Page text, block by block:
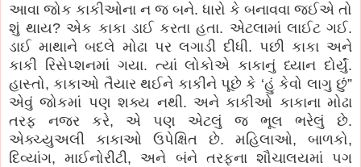
આવા જોક કાકીઓના ન જ બને. ધારો કે બનાવવા જઈએ તો
શું થાય? એક કાકા ડાઈ કરતા હતા. એટલામાં લાઈટ ગઈ.
ડાઈ માથાને બદલે મોઢા પર લગાડી દીધી. પછી કાકા અને
કાકી રિસેપ્શનમાં ગયા. ત્યાં લોકોએ કાકાનું ધ્યાન દોર્યું.
હાસ્તો, કાકાઓ તૈયાર થઈને કાકીને પૂછે કે ‘હું કેવો લાગુ છું”
એવું જોકમાં પણ શક્ય નથી. અને કાકીઓ કાકાના મોઢા
તરફ નજર કરે, એ પણ એટલું જ ભૂલ ભરેલું છે.
એક્ચ્યુઅલી કાકાઓ ઉપેક્ષિત છે. મહિલાઓ, બાળકો,
દિવ્યાંગ, માઈનોરીટી, અને બંને તરફના શૌચાલયમાં પગ